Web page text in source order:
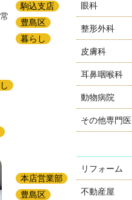
眼科
整形外科
皮膚科
耳鼻咽喉科
動物病院
その他専門医
リフォーム
不動産屋
駒込支店
豊島区
暮らし
本店営業部
豊島区